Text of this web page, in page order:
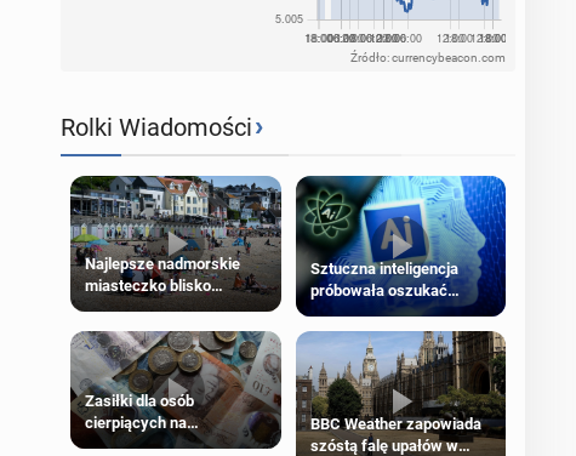
Źródło: currencybeacon.com
Rolki Wiadomości›
Najlepsze nadmorskie
miasteczko blisko
Londynu
Sztuczna inteligencja
próbowała oszukać
człowieka
Zasiłki dla osób
cierpiących na
schorzenia psychiczne
BBC Weather zapowiada
szóstą falę upałów w